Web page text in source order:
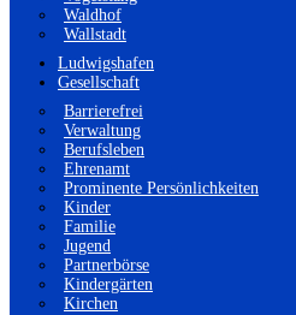
Waldhof
Wallstadt
Ludwigshafen
Gesellschaft
Barrierefrei
Verwaltung
Berufsleben
Ehrenamt
Prominente Persönlichkeiten
Kinder
Familie
Jugend
Partnerbörse
Kindergärten
Kirchen